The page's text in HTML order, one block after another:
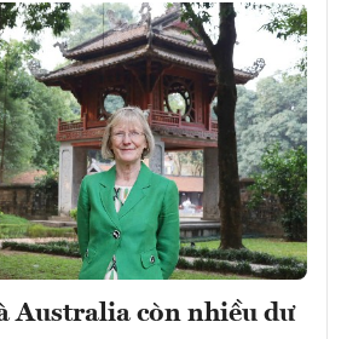
Australia còn nhiều dư